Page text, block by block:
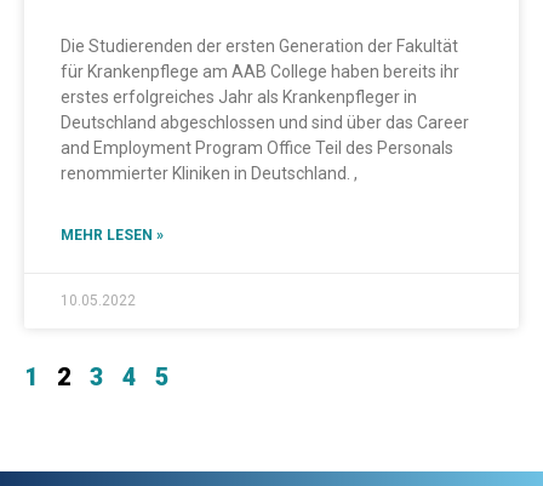
Die Studierenden der ersten Generation der Fakultät
für Krankenpflege am AAB College haben bereits ihr
erstes erfolgreiches Jahr als Krankenpfleger in
Deutschland abgeschlossen und sind über das Career
and Employment Program Office Teil des Personals
renommierter Kliniken in Deutschland. ,
MEHR LESEN »
10.05.2022
1 2 3 4 5